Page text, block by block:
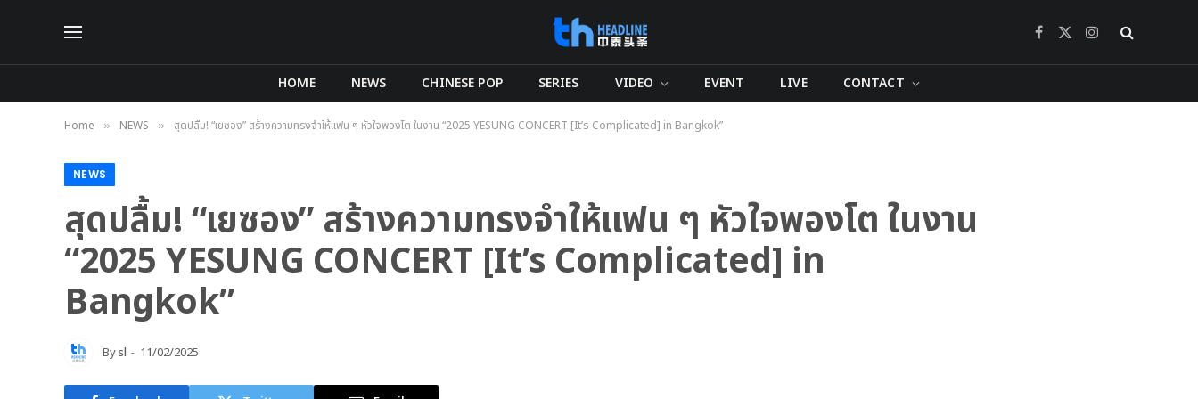
Facebook
X
Instagram
HOME NEWS CHINESE POP SERIES VIDEO EVENT LIVE CONTACT
Home » NEWS » สุดปลื้ม! “เยซอง” สร้างความทรงจำให้แฟน ๆ หัวใจพองโต ในงาน “2025 YESUNG CONCERT [It’s Complicated] in Bangkok”
NEWS
สุดปลื้ม! “เยซอง” สร้างความทรงจำให้แฟน ๆ หัวใจพองโต ในงาน
“2025 YESUNG CONCERT [It’s Complicated] in
Bangkok”
Bysl 11/02/2025